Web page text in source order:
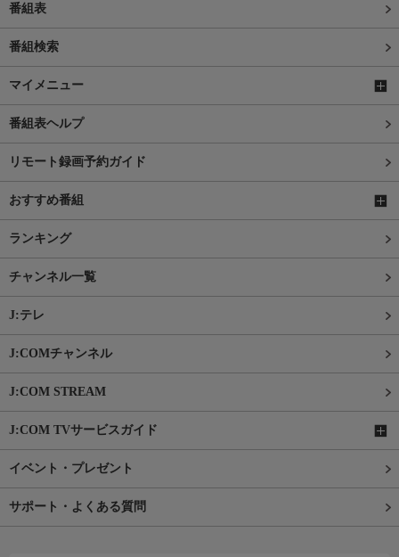
番組表
番組検索
マイメニュー
番組表ヘルプ
リモート録画予約ガイド
おすすめ番組
ランキング
チャンネル一覧
J:テレ
J:COMチャンネル
J:COM STREAM
J:COM TVサービスガイド
イベント・プレゼント
サポート・よくある質問